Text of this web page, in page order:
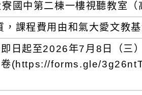
國中第二棟一樓視聽教室
，課程費用由和氣大愛文教
日起至2026年7月8日（三
卷(https://forms.gle/